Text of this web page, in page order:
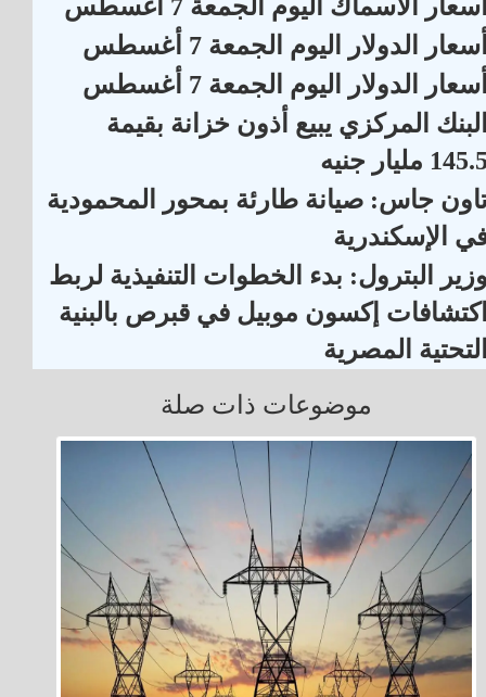
الأسماك اليوم الجمعة 7 أغسطس
الدولار اليوم الجمعة 7 أغسطس
الدولار اليوم الجمعة 7 أغسطس
المركزي يبيع أذون خزانة بقيمة
مليار جنيه
جاس: صيانة طارئة بمحور المحمودية
الإسكندرية
البترول: بدء الخطوات التنفيذية لربط
إكسون موبيل في قبرص بالبنية
المصرية
موضوعات ذات صلة